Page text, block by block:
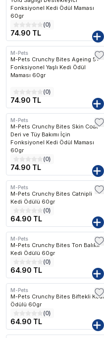
Fonksiyonel Kedi Ödül Maması
60gr
(0)
74.90 TL
M-Pets
M-Pets Crunchy Bites Ageing 5+
Fonksiyonel Yaşlı Kedi Ödül
Maması 60gr
(0)
74.90 TL
M-Pets
M-Pets Crunchy Bites Skin Coat
Deri ve Tüy Bakımı İçin
Fonksiyonel Kedi Ödül Maması
60gr
(0)
74.90 TL
M-Pets
M-Pets Crunchy Bites Catnipli
Kedi Ödülü 60gr
(0)
64.90 TL
M-Pets
M-Pets Crunchy Bites Ton Balıklı
Kedi Ödülü 60gr
(0)
64.90 TL
M-Pets
M-Pets Crunchy Bites Biftekli Kedi
Ödülü 60gr
(0)
64.90 TL